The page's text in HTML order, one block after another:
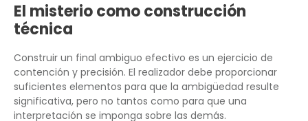
El misterio como construcción
técnica
Construir un final ambiguo efectivo es un ejercicio de
contención y precisión. El realizador debe proporcionar
suficientes elementos para que la ambigüedad resulte
significativa, pero no tantos como para que una
interpretación se imponga sobre las demás.